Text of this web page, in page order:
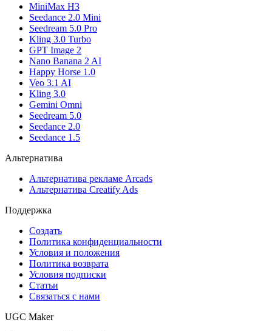
MiniMax H3
Seedance 2.0 Mini
Seedream 5.0 Pro
Kling 3.0 Turbo
GPT Image 2
Nano Banana 2 AI
Happy Horse 1.0
Veo 3.1 AI
Kling 3.0
Gemini Omni
Seedream 5.0
Seedance 2.0
Seedance 1.5
Альтернатива
Альтернатива рекламе Arcads
Альтернатива Creatify Ads
Поддержка
Создать
Политика конфиденциальности
Условия и положения
Политика возврата
Условия подписки
Статьи
Связаться с нами
UGC Maker